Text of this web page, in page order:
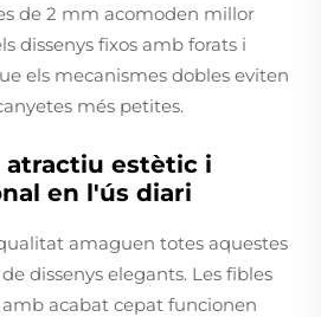
de 2 mm acomoden millor
dissenys fixos amb forats i
els mecanismes dobles eviten
més petites.
estètic i
en l'ús diari
amaguen totes aquestes
dissenys elegants. Les fibles
acabat cepat funcionen